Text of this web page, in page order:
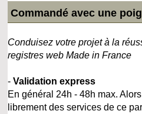
Commandé avec une
Conduisez votre projet à la
registres web Made in France
-Validation express
En général 24h - 48h max.
librement des services de ce